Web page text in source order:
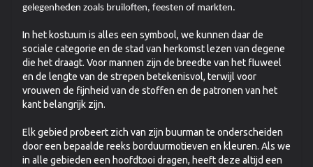
gelegenheden zoals bruiloften, feesten of markten.
In het kostuum is alles een symbool, we kunnen daar de
sociale categorie en de stad van herkomst lezen van degene
die het draagt. Voor mannen zijn de breedte van het fluweel
en de lengte van de strepen betekenisvol, terwijl voor
vrouwen de fijnheid van de stoffen en de patronen van het
kant belangrijk zijn.
Elk gebied probeert zich van zijn buurman te onderscheiden
door een bepaalde reeks borduurmotieven en kleuren. Als we
in alle gebieden een hoofdtooi dragen, heeft deze altijd een